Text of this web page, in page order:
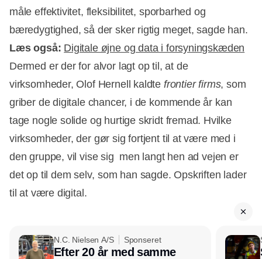
måle effektivitet, fleksibilitet, sporbarhed og
bæredygtighed, så der sker rigtig meget, sagde han.
Læs også: Digitale øjne og data i forsyningskæden
Dermed er der for alvor lagt op til, at de
virksomheder, Olof Hernell kaldte frontier firms, som
griber de digitale chancer, i de kommende år kan
tage nogle solide og hurtige skridt fremad. Hvilke
virksomheder, der gør sig fortjent til at være med i
den gruppe, vil vise sig  men langt hen ad vejen er
det op til dem selv, som han sagde. Opskriften lader
til at være digital.
N.C. Nielsen A/S Sponseret
Efter 20 år med samme